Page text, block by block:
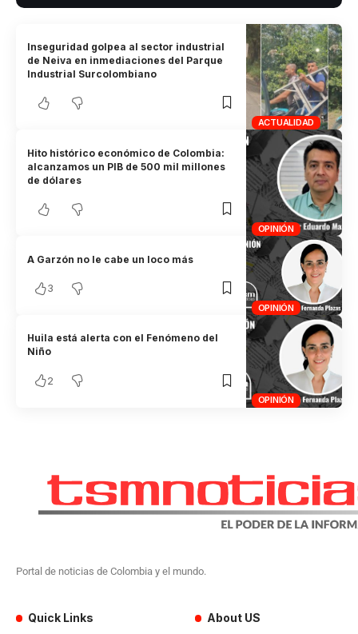
ACTUALIDAD
Inseguridad golpea al sector industrial
de Neiva en inmediaciones del Parque
Industrial Surcolombiano
OPINIÓN
Hito histórico económico de Colombia:
alcanzamos un PIB de 500 mil millones
de dólares
OPINIÓN
A Garzón no le cabe un loco más
3
OPINIÓN
Huila está alerta con el Fenómeno del
Niño
2
Portal de noticias de Colombia y el mundo.
Quick Links About US